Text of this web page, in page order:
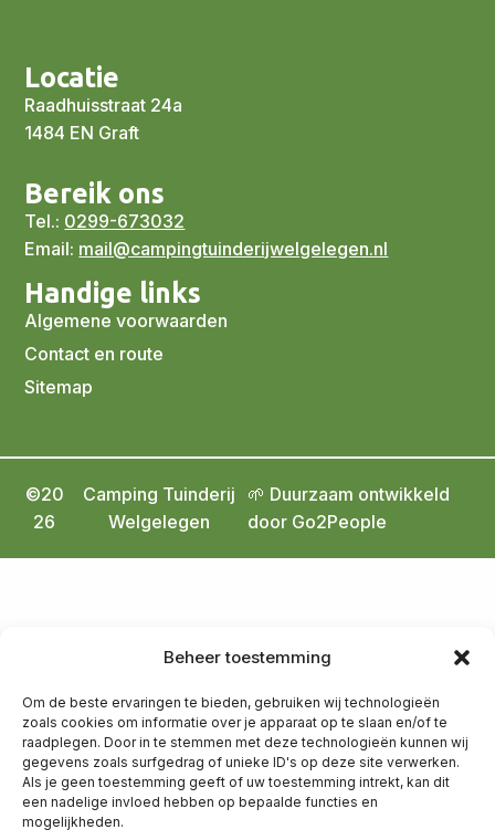
Beheer toestemming
Om de beste ervaringen te bieden, gebruiken wij technologieën
zoals cookies om informatie over je apparaat op te slaan en/of te
raadplegen. Door in te stemmen met deze technologieën kunnen wij
gegevens zoals surfgedrag of unieke ID's op deze site verwerken.
Als je geen toestemming geeft of uw toestemming intrekt, kan dit
een nadelige invloed hebben op bepaalde functies en
mogelijkheden.
Locatie
Raadhuisstraat 24a
1484 EN Graft
Bereik ons
Tel.: 0299-673032
Email: mail@campingtuinderijwelgelegen.nl
Handige links
Algemene voorwaarden
Contact en route
Sitemap
©20
26
Camping Tuinderij
Welgelegen
🌱 Duurzaam ontwikkeld
door Go2People